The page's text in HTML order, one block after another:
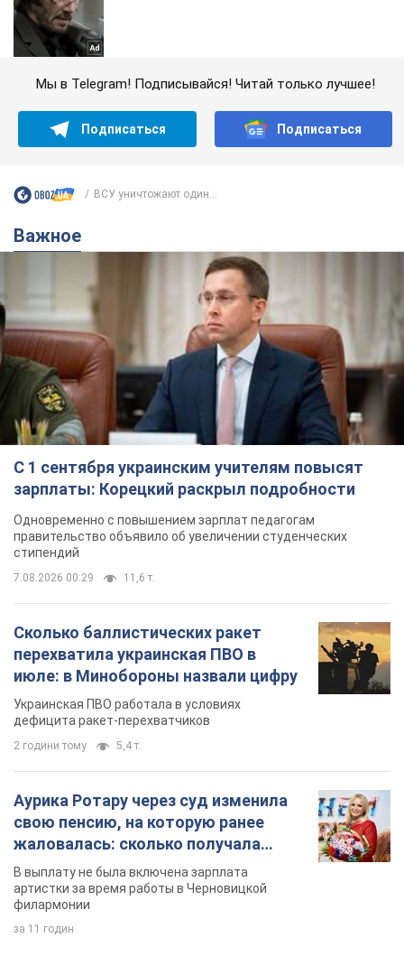
Мы в Telegram! Подписывайся! Читай только лучшее!
Подписаться Подписаться
ВСУ уничтожают один...
Важное
С 1 сентября украинским учителям повысят
зарплаты: Корецкий раскрыл подробности
Одновременно с повышением зарплат педагогам
правительство объявило об увеличении студенческих
стипендий
7.08.2026 00:29 11,6 т.
Сколько баллистических ракет
перехватила украинская ПВО в
июле: в Минобороны назвали цифру
Украинская ПВО работала в условиях
дефицита ракет-перехватчиков
2 години тому 5,4 т.
Аурика Ротару через суд изменила
свою пенсию, на которую ранее
жаловалась: сколько получала
певица
В выплату не была включена зарплата
артистки за время работы в Черновицкой
филармонии
за 11 годин